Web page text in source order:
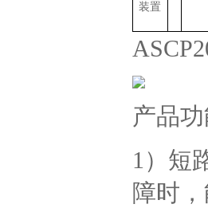
装置
产品
1）短
障时